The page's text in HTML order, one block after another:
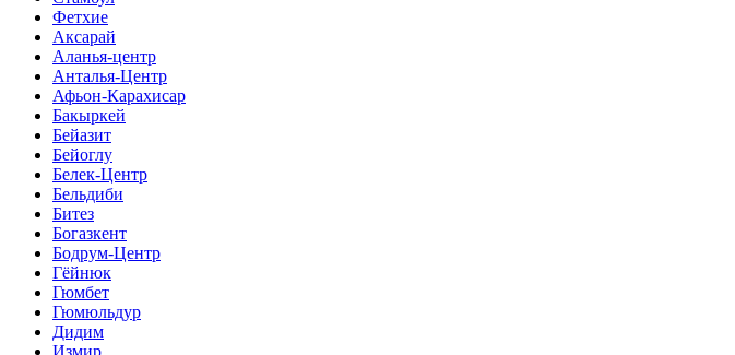
Фетхие
Аксарай
Аланья-центр
Анталья-Центр
Афьон-Карахисар
Бакыркей
Бейазит
Бейоглу
Белек-Центр
Бельдиби
Битез
Богазкент
Бодрум-Центр
Гёйнюк
Гюмбет
Гюмюльдур
Дидим
Измир